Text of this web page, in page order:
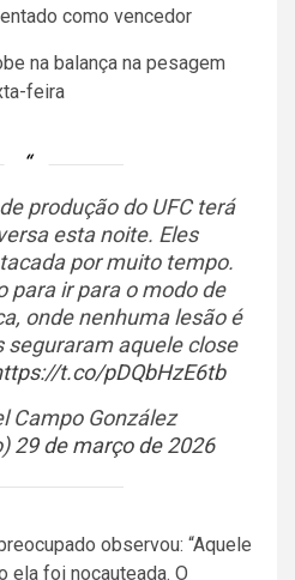
como vencedor
na balança na pesagem
feira
produção do UFC terá
esta noite. Eles
por muito tempo.
para ir para o modo de
onde nenhuma lesão é
seguraram aquele close
t.co/pDQbHzE6tb
Campo González
29 de março de 2026
observou: “Aquele
ela foi nocauteada. O